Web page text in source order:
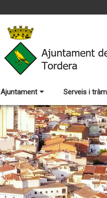
Ajuntament Serveis i